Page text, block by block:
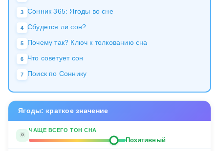
3 Сонник 365: Ягоды во сне
4 Сбудется ли сон?
5 Почему так? Ключ к толкованию сна
6 Что советует сон
7 Поиск по Соннику
Ягоды: краткое значение
🌞
ЧАЩЕ ВСЕГО ТОН СНА
Позитивный